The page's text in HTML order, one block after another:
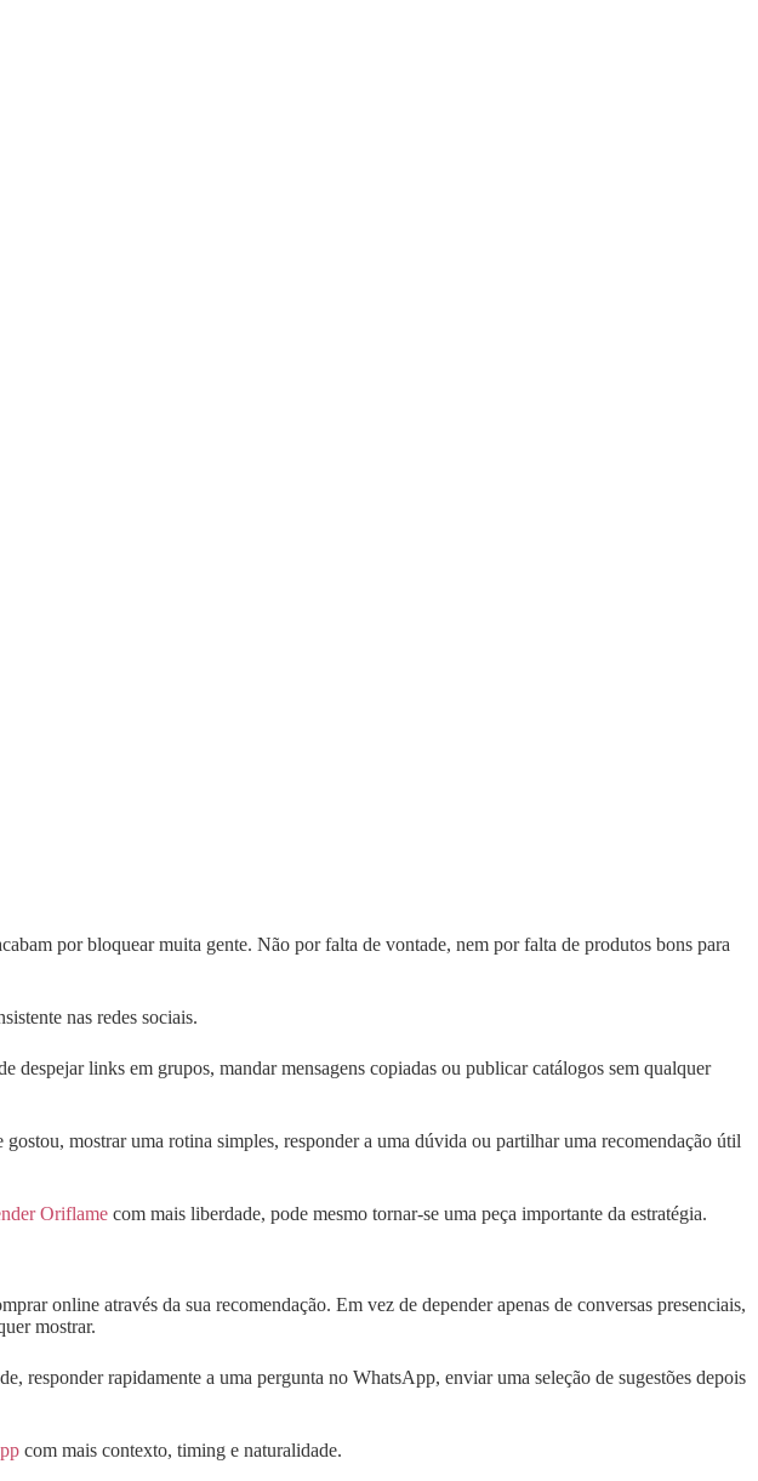
por bloquear muita gente. Não por falta de vontade, nem por falta de produtos bons para
nas redes sociais.
links em grupos, mandar mensagens copiadas ou publicar catálogos sem qualquer
mostrar uma rotina simples, responder a uma dúvida ou partilhar uma recomendação útil
Oriflame com mais liberdade, pode mesmo tornar-se uma peça importante da estratégia.
online através da sua recomendação. Em vez de depender apenas de conversas presenciais,
mostrar.
rapidamente a uma pergunta no WhatsApp, enviar uma seleção de sugestões depois
com mais contexto, timing e naturalidade.